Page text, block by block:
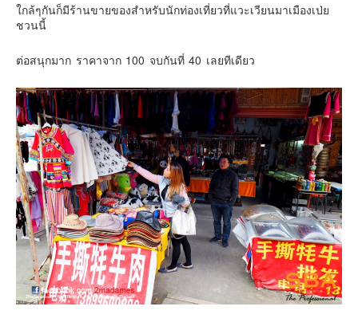
ใกล้ๆกันก็มีร้านขายของสำหรับนักท่องเที่ยวที่แวะเวียนมาเมืองเป่ย
ชวนนี้
ต่อสนุกมาก ราคาจาก 100 จบกันที่ 40 เลยทีเดียว